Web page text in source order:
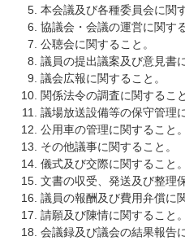
本会議及び各種委員会に関
協議会・会議の運営に関す
公聴会に関すること。
議員の提出議案及び意見書
議会広報に関すること。
関係法令の調査に関すること
議場放送設備等の保守管理
公用車の管理に関すること。
その他議事に関すること。
儀式及び交際に関すること。
文書の収受、発送及び整理
議員の報酬及び費用弁償に
請願及び陳情に関すること。
会議録及び議会の結果報告